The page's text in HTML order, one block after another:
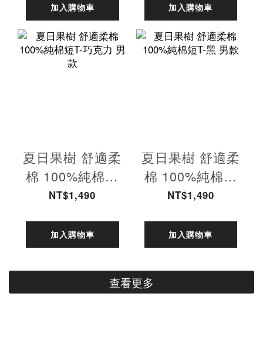
加入購物車 加入購物車
夏日果樹 舒適柔
棉 100%純棉短
T-巧克力 男款
NT$1,490
加入購物車
夏日果樹 舒適柔
棉 100%純棉短
T-黑 男款
NT$1,490
加入購物車
查看更多